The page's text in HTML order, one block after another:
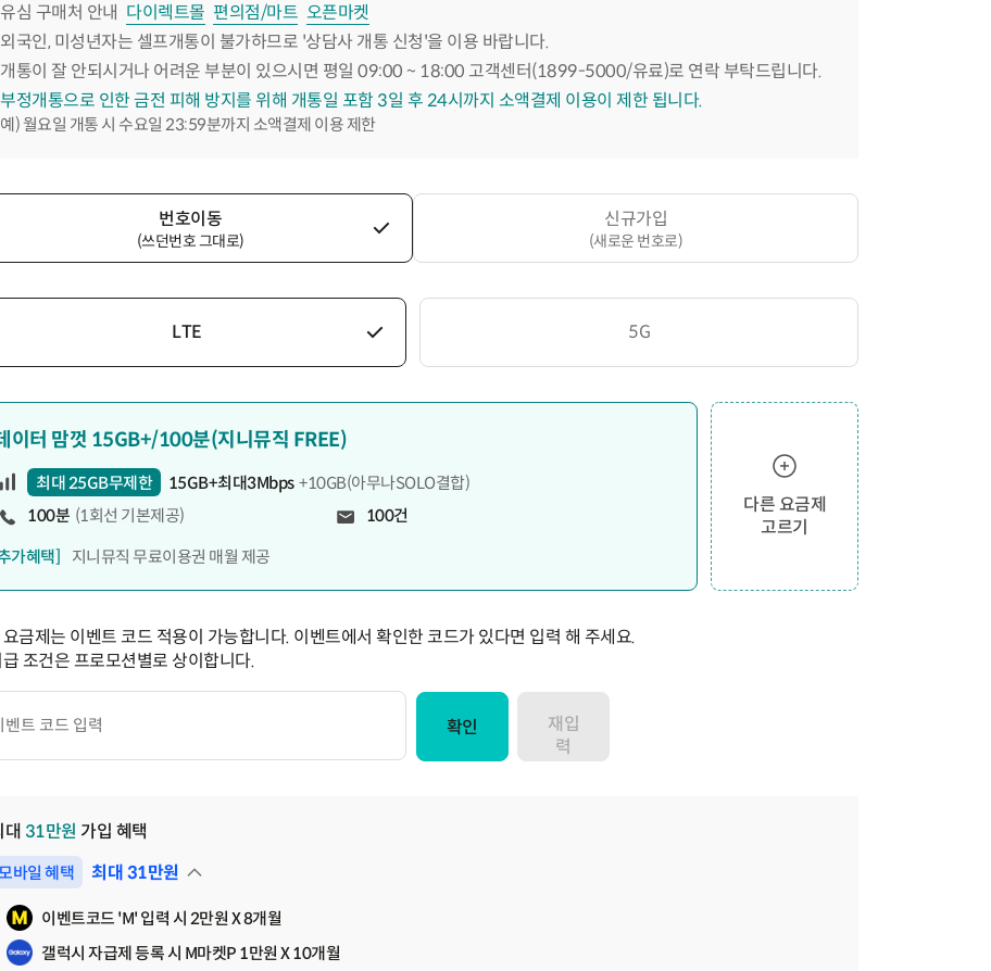
유심 구매처 안내 다이렉트몰 편의점/마트 오픈마켓
외국인, 미성년자는 셀프개통이 불가하므로 '상담사 개통 신청'을 이용 바랍니다.
개통이 잘 안되시거나 어려운 부분이 있으시면 평일 09:00 ~ 18:00 고객센터(1899-5000/유료)로 연락 부탁드립니다.
부정개통으로 인한 금전 피해 방지를 위해 개통일 포함 3일 후 24시까지 소액결제 이용이 제한 됩니다.
예) 월요일 개통 시 수요일 23:59분까지 소액결제 이용 제한
번호이동
(쓰던번호 그대로)
신규가입
(새로운 번호로)
LTE 5G
이터 맘껏 15GB+/100분(지니뮤직 FREE)
최대 25GB무제한 15GB+최대3Mbps +10GB(아무나SOLO결합)
100분 (1회선 기본제공)
100건
가혜택]
지니뮤직 무료이용권 매월 제공
다른 요금제
고르기
금제는 이벤트 코드 적용이 가능합니다. 이벤트에서 확인한 코드가 있다면 입력 해 주세요.
조건은 프로모션별로 상이합니다.
확인
재입
력
대 31만원 가입 혜택
바일 혜택 최대 31만원
펼쳐보기
이벤트코드 'M' 입력 시 2만원 X 8개월
갤럭시 자급제 등록 시 M마켓P 1만원 X 10개월